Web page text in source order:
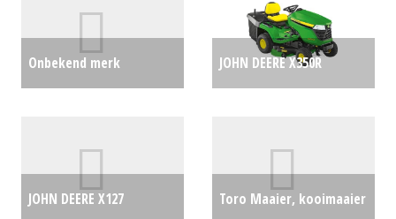
Onbekend merk
€0
JOHN DEERE X350R
JOHN DEERE X127
Toro Maaier, kooimaaier